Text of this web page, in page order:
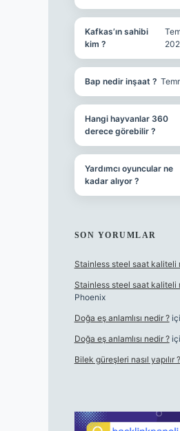
Kafkas’ın sahibi
kim ?
Bap nedir inşaat ?
Hangi hayvanlar 360
derece görebilir ?
Yardımcı oyuncular ne
kadar alıyor ?
SON YORUMLAR
Stainless steel saat kaliteli
Stainless steel saat kaliteli
Phoenix
Doğa eş anlamlısı nedir ?
Doğa eş anlamlısı nedir ?
Bilek güreşleri nasıl yapılır ?